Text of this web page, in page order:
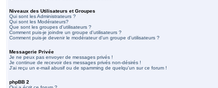
Niveaux des Utilisateurs et Groupes
Qui sont les Administrateurs ?
Qui sont les Modérateurs?
Que sont les groupes d'utilisateurs ?
Comment puis-je joindre un groupe d'utilisateurs ?
Comment puis-je devenir le modérateur d'un groupe d'utilisateurs ?
Messagerie Privée
Je ne peux pas envoyer de messages privés !
Je continue de recevoir des messages privés non-désirés !
J'ai reçu un e-mail abusif ou de spamming de quelqu'un sur ce forum !
phpBB 2